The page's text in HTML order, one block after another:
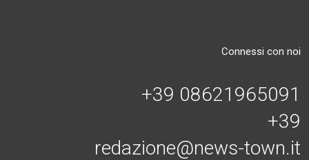
Connessi con noi
+39 08621965091
+39
redazione@news-town.it